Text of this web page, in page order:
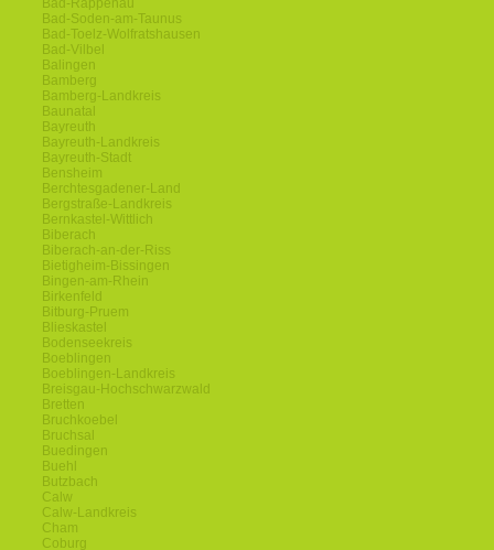
Bad-Rappenau
Bad-Soden-am-Taunus
Bad-Toelz-Wolfratshausen
Bad-Vilbel
Balingen
Bamberg
Bamberg-Landkreis
Baunatal
Bayreuth
Bayreuth-Landkreis
Bayreuth-Stadt
Bensheim
Berchtesgadener-Land
Bergstraße-Landkreis
Bernkastel-Wittlich
Biberach
Biberach-an-der-Riss
Bietigheim-Bissingen
Bingen-am-Rhein
Birkenfeld
Bitburg-Pruem
Blieskastel
Bodenseekreis
Boeblingen
Boeblingen-Landkreis
Breisgau-Hochschwarzwald
Bretten
Bruchkoebel
Bruchsal
Buedingen
Buehl
Butzbach
Calw
Calw-Landkreis
Cham
Coburg